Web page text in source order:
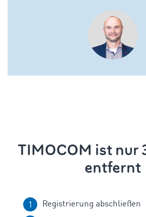
TIMOCOM ist nur
entfernt
Registrierung abschließen